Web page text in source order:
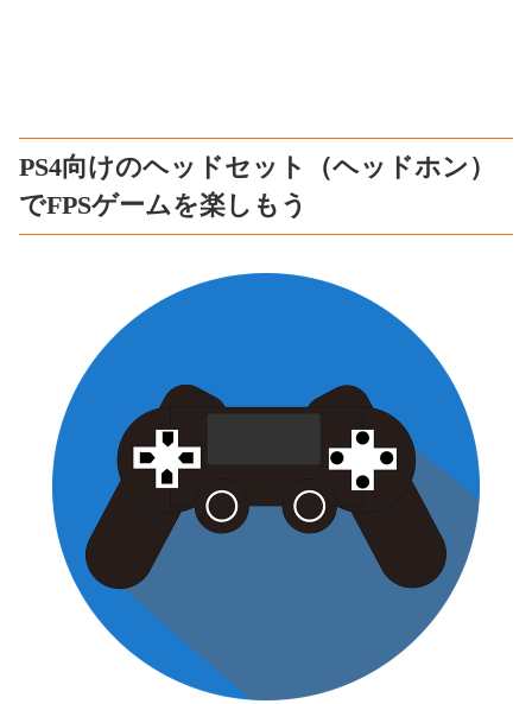
PS4向けのヘッドセット（ヘッドホン）
でFPSゲームを楽しもう